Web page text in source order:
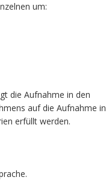
um:
die Aufnahme in den
auf die Aufnahme in
erfüllt werden.